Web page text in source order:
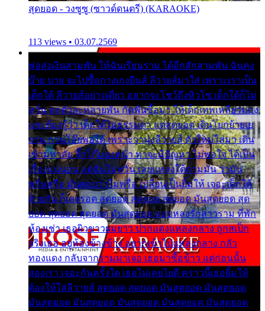
สุดยอด - วงซูซู (ซาวด์ดนตรี) (KARAOKE)
113 views • 03.07.2569
พ่อส่งเงินสามพัน ให้ฉันเรียนราม ได้อีกสักสามพัน ฉันคง
บ๊าย บาย จะไปซื้อกางเกงยีนส์ ลีวายส์มาใส่ เพราะเราเป็น
เด็กใต้ ลีวายส์อย่างเดียว อยากจะโชว์ถึงหิวโซ เด็กใต้ก็ไม่
หวั่น ตกตัวละหลายพัน กัดฟันซื้อมา ให้เด็กเทพเหลียวมอง
และต้องรู้ว่า เด็กใต้ไม่ธรรมดา แต่สุดยอด เดินโยกย้ายเย
ยวน กวนโอ๊ยพอได้ เพราะว่านุ่งลีวายส์ ตัวใหม่ใส่มา เดิน
เข้ามหาลัย จิ๊กโก๊มองหน้า ท่าจะมีปัญหา ไม่พอใจ ได้เป็น
เรื่องแน่นอน แต่ฉันไม่หวั่น เลยแหลงใต้ถามมัน ว่ามัน
พรั่นพรือ มันตอบว่าไม่พรื่อ เปลี่ยนเป็นยิ้มให้ เจอะเด็กใต้
ด้วยกัน ก็เลยรอด สุดยอด สุดยอด สุดยอด มันสุดยอด สุด
ยอด สุดยอด สุดยอด มันสุดยอด แอบหลงรักสาวราม ที่พัก
ห้องเช่า เธอผิวขาวผมยาว ปากแดงแหลงกลาง ถูกสเป็ก
จริงเธอ อยู่ห้องข้างข้าง อยากเข้าไปแหลงกลาง กลัว
ทองแดง กลับจากรามมาเจอ เธอมาซื้อข้าว แต่ก่อนนั้น
สองเรา เจอะกันครั้งใด เธอไม่เคยไยดี คราวนี้เธอยิ้มให้
ต้องให้ใส่ลีวายส์ สุดยอด สุดยอด มันสุดยอด มันสุดยอด
มันสุดยอด มันสุดยอด มันสุดยอด มันสุดยอด มันสุดยอด